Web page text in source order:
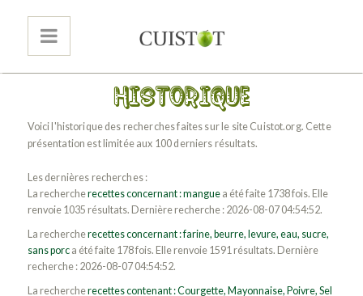
Voici l'historique des recherches faites sur le site Cuistot.org. Cette
présentation est limitée aux 100 derniers résultats.
Les dernières recherches :
La rechercherecettes concernant : manguea été faite 1738 fois. Elle
renvoie 1035 résultats. Dernière recherche : 2026-08-07 04:54:52.
La rechercherecettes concernant : farine, beurre, levure, eau, sucre,
sans porca été faite 178 fois. Elle renvoie 1591 résultats. Dernière
recherche : 2026-08-07 04:54:52.
La rechercherecettes contenant : Courgette, Mayonnaise, Poivre, Sel